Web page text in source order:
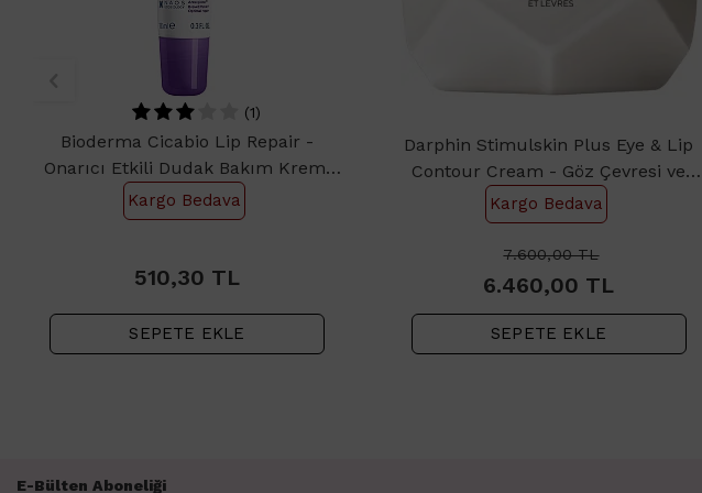
(1)
Bioderma Cicabio Lip Repair -
Onarıcı Etkili Dudak Bakım Kremi
10ml
Kargo Bedava
510,30 TL
SEPETE EKLE
Darphin Stimulskin Plus Eye & Lip
Contour Cream - Göz Çevresi ve
Dudak Bakım Kremi 15ml
Kargo Bedava
7.600,00TL
6.460,00 TL
SEPETE EKLE
E-Bülten Aboneliği